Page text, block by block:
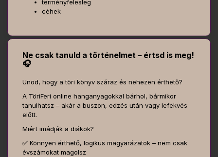
terményfelesleg
céhek
Ne csak tanuld a történelmet – értsd is meg!
🎧
Unod, hogy a töri könyv száraz és nehezen érthető?
A TöriFeri online hanganyagokkal bárhol, bármikor
tanulhatsz – akár a buszon, edzés után vagy lefekvés
előtt.
Miért imádják a diákok?
✅ Könnyen érthető, logikus magyarázatok – nem csak
évszámokat magolsz